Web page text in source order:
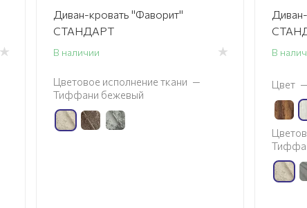
Диван-кровать "Фаворит"
СТАНДАРТ
В наличии
Цветовое исполнение ткани —
Тиффани бежевый
В
Цвет